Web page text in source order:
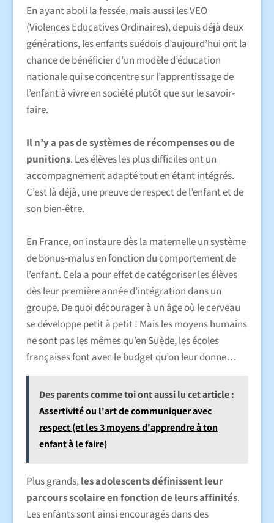
En ayant aboli la fessée, mais aussi les VEO
(Violences Educatives Ordinaires), depuis déjà deux
générations, les enfants suédois d’aujourd’hui ont la
chance de bénéficier d’un modèle d’éducation
nationale qui se concentre sur l’apprentissage de
l’enfant à vivre en société plutôt que sur le savoir-
faire.
Il n’y a pas de systèmes de récompenses ou de
punitions. Les élèves les plus difficiles ont un
accompagnement adapté tout en étant intégrés.
C’est là déjà, une preuve de respect de l’enfant et de
son bien-être.
En France, on instaure dès la maternelle un système
de bonus-malus en fonction du comportement de
l’enfant. Cela a pour effet de catégoriser les élèves
dès leur première année d’intégration dans un
groupe. De quoi décourager à un âge où le cerveau
se développe petit à petit ! Mais les moyens humains
ne sont pas les mêmes qu’en Suède, les écoles
françaises font avec le budget qu’on leur donne…
Des parents comme toi ont aussi lu cet article :
Assertivité ou l'art de communiquer avec
respect (et les 3 moyens d'apprendre à ton
enfant à le faire)
Plus grands,les adolescents définissent leur
parcours scolaire en fonction de leurs affinités.
Les enfants sont ainsi encouragés dans des